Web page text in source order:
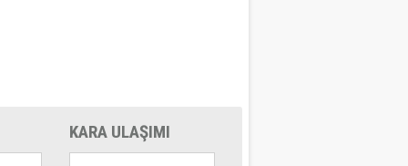
KARA ULAŞIMI